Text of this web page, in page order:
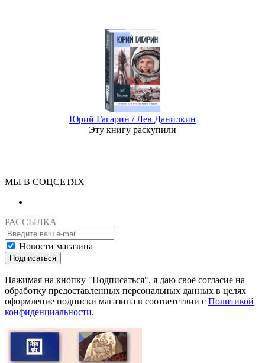
Юрий Гагарин / Лев Данилкин
Эту книгу раскупили
МЫ В СОЦСЕТЯХ
РАССЫЛКА
Новости магазина
Подписаться
Нажимая на кнопку "Подписаться", я даю своё согласие на
обработку предоставленных персональных данных в целях
оформление подписки магазина в соответствии с Политикой
конфиденциальности.